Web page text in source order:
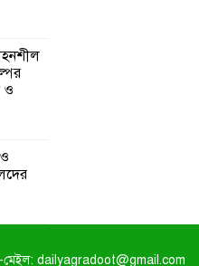
ও
মেইল: dailyagradoot@gmail.com